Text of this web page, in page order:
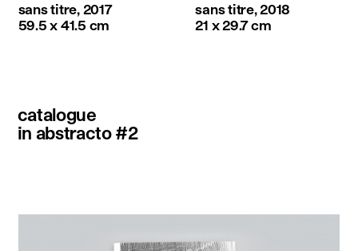
sans titre, 2017
59.5 x 41.5 cm
sans titre, 2018
21 x 29.7 cm
catalogue
in abstracto #2